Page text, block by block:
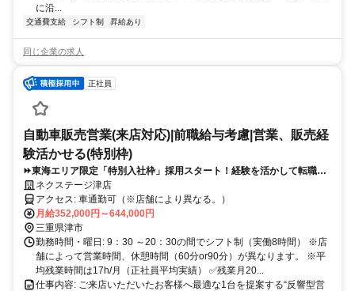
に沿...
交通費支給 シフト制 昇給あり
同じ企業の求人
正社員
自動車販売営業(来店対応)|前職給与考慮|営業、販売経
験活かせる(特別枠)
⏩️東海エリア限定「特別入社枠」採用スタート！経験を活かして転職で
きる！20代30代活躍中！※要普通自動車免許
ネクステージ津店
アクセス: 車通勤可（※店舗により異なる。）
月給352,000円～644,000円
三重県津市
勤務時間・曜日: 9：30 ～20：30の間でシフト制（実働8時間） ※店
舗によって営業時間、休憩時間（60分or90分）が異なります。 ※平
均残業時間は17h/月（正社員平均実績） ✅残業月20...
仕事内容: ご来店いただいたお客様へ最適な1台を提案する“反響型営